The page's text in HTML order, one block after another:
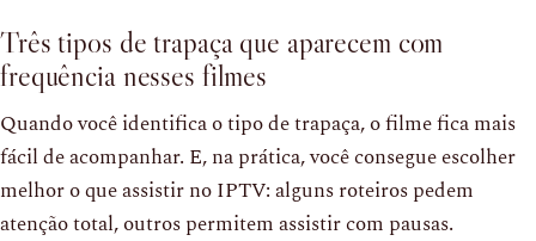
Três tipos de trapaça que aparecem com
frequência nesses filmes
Quando você identifica o tipo de trapaça, o filme fica mais
fácil de acompanhar. E, na prática, você consegue escolher
melhor o que assistir no IPTV: alguns roteiros pedem
atenção total, outros permitem assistir com pausas.